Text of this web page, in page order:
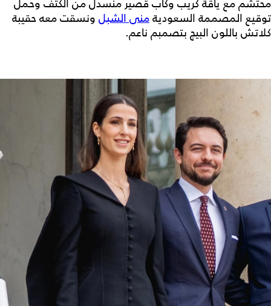
محتشم مع ياقة كريب وكاب قصير منسدل من الكتف وحمل
توقيع المصممة السعوديةمنى الشبل ونسقت معه حقيبة
كلاتش باللون البيج بتصمبم ناعم.